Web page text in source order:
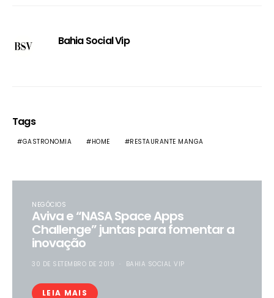
Bahia Social Vip
Tags
GASTRONOMIA HOME RESTAURANTE MANGA
NEGÓCIOS
Aviva e “NASA Space Apps
Challenge” juntas para fomentar a
inovação
30 DE SETEMBRO DE 2019 BAHIA SOCIAL VIP
LEIA MAIS